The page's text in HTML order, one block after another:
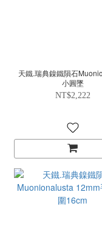
天鐵.瑞典鎳鐵隕石
小圓墜
NT$2,222